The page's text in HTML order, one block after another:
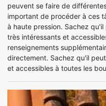
peuvent se faire de
important de procéder à ces
à haute pression. Sachez
très intéressants et
renseignements
directement. Sachez qu'il
et accessibles à toutes les